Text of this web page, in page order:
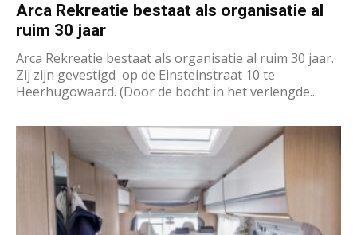
Arca Rekreatie bestaat als organisatie al
ruim 30 jaar
Arca Rekreatie bestaat als organisatie al ruim 30 jaar.
Zij zijn gevestigd op de Einsteinstraat 10 te
Heerhugowaard. (Door de bocht in het verlengde...